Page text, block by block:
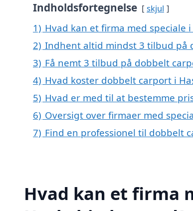
Indholdsfortegnelse skjul
1) Hvad kan et firma med
2) Indhent altid mindst 3 tilbud på
3) Få nemt 3 tilbud på dobbelt
4) Hvad koster dobbelt carport i
5) Hvad er med til at bestemme
6) Oversigt over firmaer med
7) Find en professionel til dobbelt
Hvad kan et firma